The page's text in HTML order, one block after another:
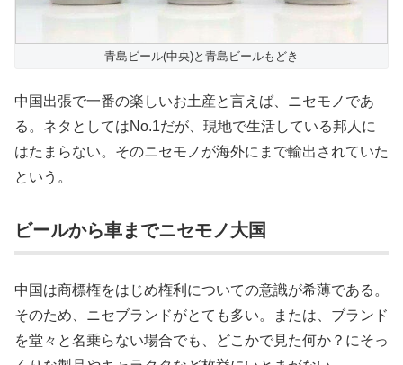
青島ビール(中央)と青島ビールもどき
中国出張で一番の楽しいお土産と言えば、ニセモノであ
る。ネタとしてはNo.1だが、現地で生活している邦人に
はたまらない。そのニセモノが海外にまで輸出されていた
という。
ビールから車までニセモノ大国
中国は商標権をはじめ権利についての意識が希薄である。
そのため、ニセブランドがとても多い。または、ブランド
を堂々と名乗らない場合でも、どこかで見た何か？にそっ